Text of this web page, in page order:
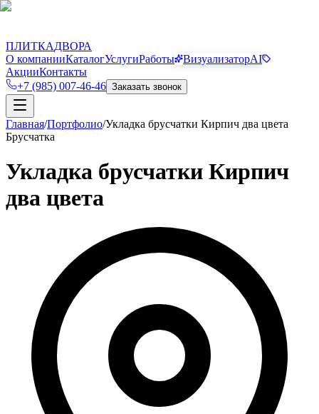
ПЛИТКАДВОРА
О компанииКаталогУслугиРаботы ВизуализаторAI
АкцииКонтакты
+7 (985) 007-46-46 Заказать звонок
Главная/Портфолио/Укладка брусчатки Кирпич два цвета
Брусчатка
Укладка брусчатки Кирпич
два цвета